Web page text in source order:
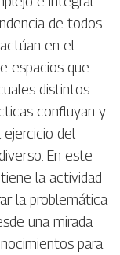
de todos
en el
espacios que
distintos
confluyan y
del
En este
la actividad
la problemática
una mirada
para